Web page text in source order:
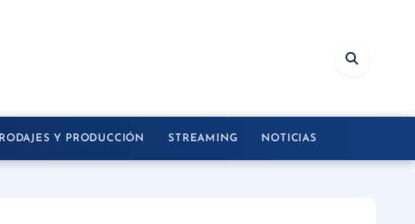
RODAJES Y PRODUCCIÓN STREAMING NOTICIAS